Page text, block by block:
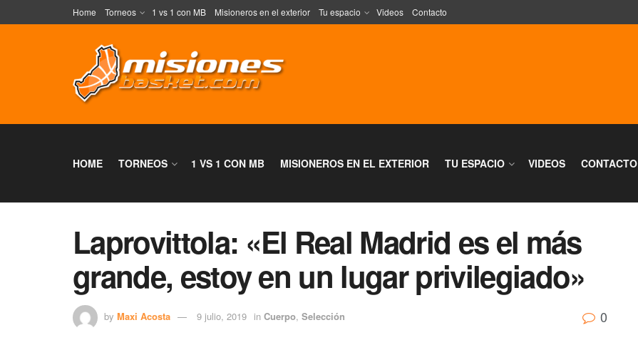
Home Torneos 1 vs 1 con MB Misioneros en el exterior Tu espacio Videos Contacto
HOME TORNEOS 1 VS 1 CON MB MISIONEROS EN EL EXTERIOR TU ESPACIO VIDEOS CONTACTO
Laprovittola: «El Real Madrid es el más
grande, estoy en un lugar privilegiado»
by Maxi Acosta 9 julio, 2019 in Cuerpo, Selección 0